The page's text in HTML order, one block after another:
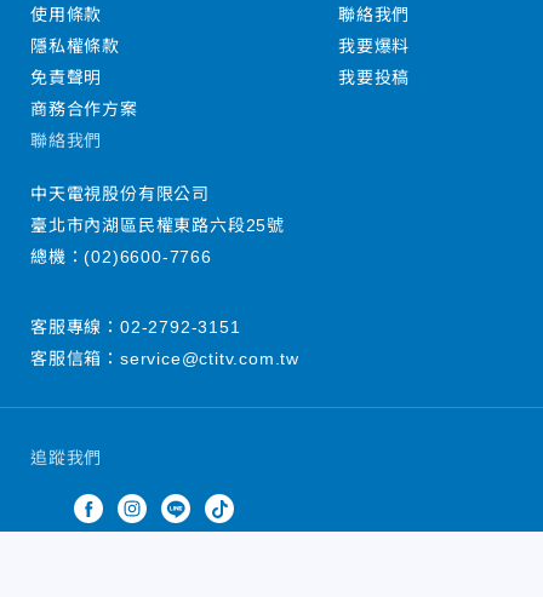
追蹤我們
使用條款
隱私權條款
免責聲明
商務合作方案
聯絡我們
我要爆料
我要投稿
聯絡我們
中天電視股份有限公司
臺北市內湖區民權東路六段25號
總機：(02)6600-7766
客服專線： 02-2792-3151
客服信箱： service@ctitv.com.tw